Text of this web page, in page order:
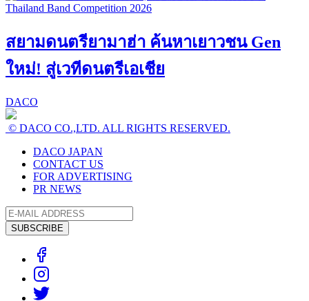
สยามดนตรียามาฮ่า ค้นหาเยาวชน Gen
ใหม่! สู่เวทีดนตรีเอเชีย
DACO
© DACO CO.,LTD. ALL RIGHTS RESERVED.
DACO JAPAN
CONTACT US
FOR ADVERTISING
PR NEWS